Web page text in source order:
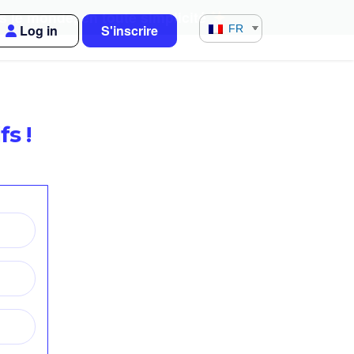
le monde, en toute simplicité
Log in S'inscrire FR
!